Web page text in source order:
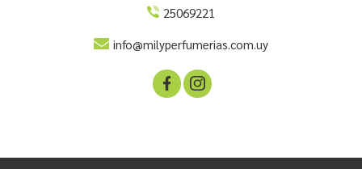
25069221
info@milyperfumerias.com.uy